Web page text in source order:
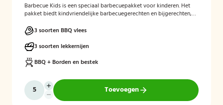
Barbecue Kids is een speciaal barbecuepakket voor kinderen. Het
pakket biedt kindvriendelijke barbecuegerechten en bijgerechten,
BBQ-ervaring tijdens een feest, familiedag of andere gelegenheid.
3 soorten BBQ vlees
3 soorten lekkernijen
BBQ + Borden en bestek
Toevoegen